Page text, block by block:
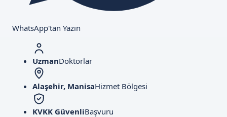
WhatsApp'tan Yazın
UzmanDoktorlar
Alaşehir, ManisaHizmet Bölgesi
KVKK GüvenliBaşvuru